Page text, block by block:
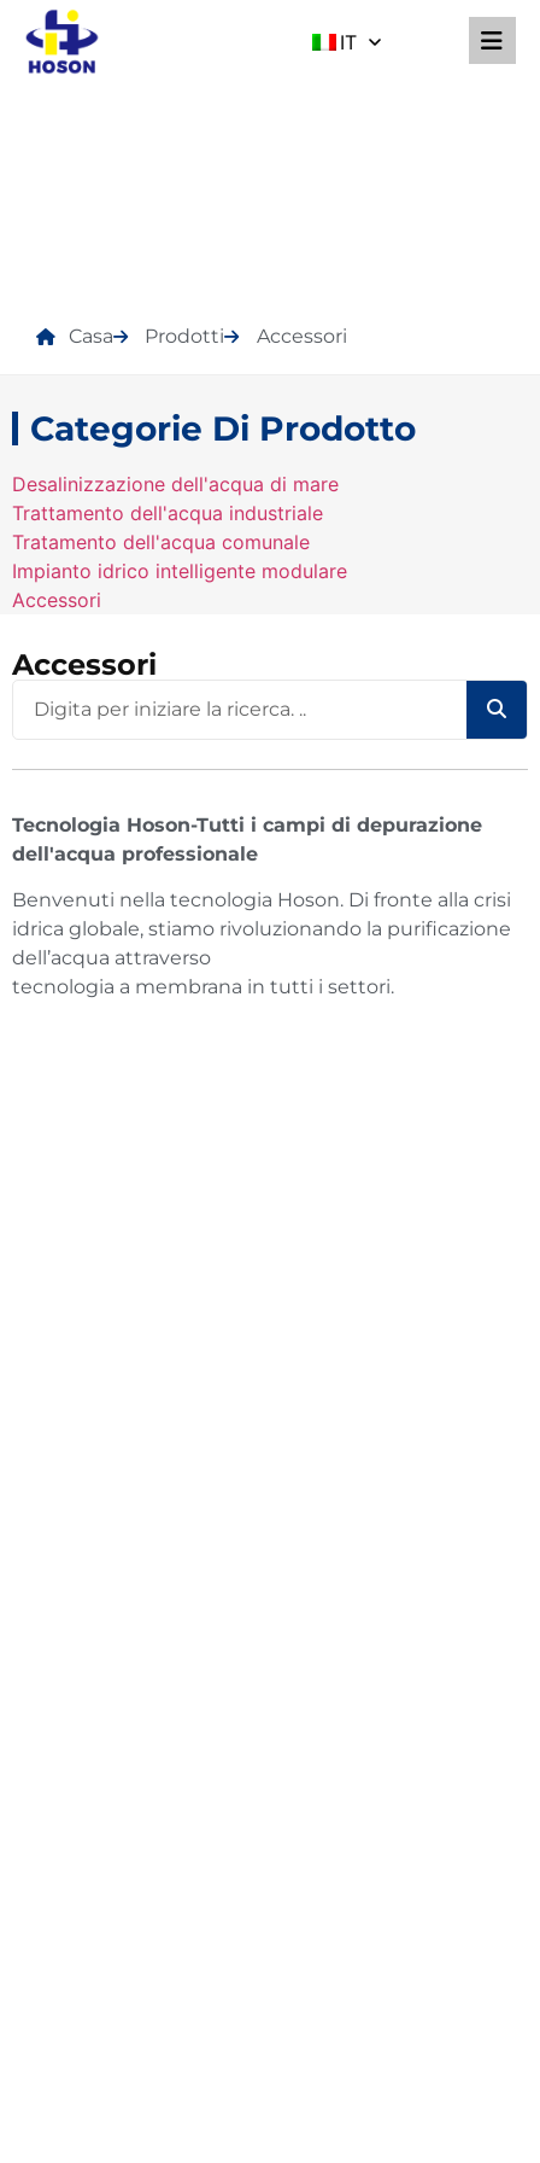
IT
Casa Prodotti Accessori
Categorie Di Prodotto
Desalinizzazione dell'acqua di mare
Trattamento dell'acqua industriale
Tratamento dell'acqua comunale
Impianto idrico intelligente modulare
Accessori
Accessori
Tecnologia Hoson-Tutti i campi di depurazione
dell'acqua professionale
Benvenuti nella tecnologia Hoson. Di fronte alla crisi
idrica globale, stiamo rivoluzionando la purificazione
dell’acqua attraverso
tecnologia a membrana in tutti i settori.